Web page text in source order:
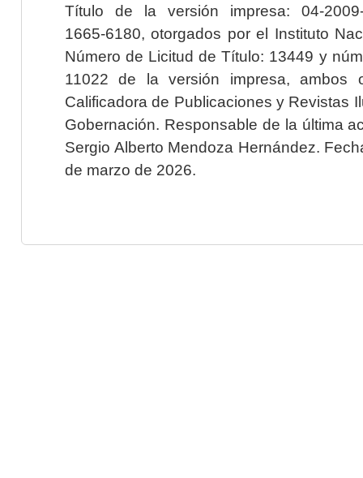
Título de la versión impresa: 04-2009-
1665-6180, otorgados por el Instituto
Número de Licitud de Título: 13449 y
11022 de la versión impresa, ambos
Calificadora de Publicaciones y Revistas
Gobernación. Responsable de la última
Sergio Alberto Mendoza Hernández.
de marzo de 2026.